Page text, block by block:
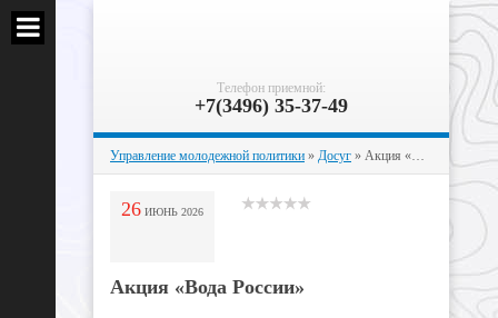
Телефон приемной:
+7(3496) 35-37-49
Управление молодежной политики » Досуг » Акция «Вода России»
26 ИЮНЬ 2026
Акция «Вода России»